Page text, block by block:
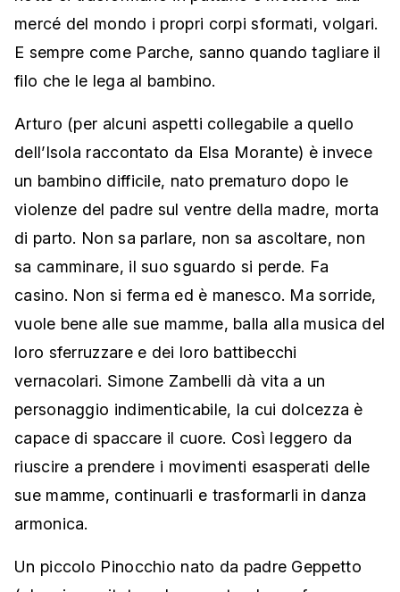
mercé del mondo i propri corpi sformati, volgari.
E sempre come Parche, sanno quando tagliare il
filo che le lega al bambino.
Arturo (per alcuni aspetti collegabile a quello
dell’Isola raccontato da Elsa Morante) è invece
un bambino difficile, nato prematuro dopo le
violenze del padre sul ventre della madre, morta
di parto. Non sa parlare, non sa ascoltare, non
sa camminare, il suo sguardo si perde. Fa
casino. Non si ferma ed è manesco. Ma sorride,
vuole bene alle sue mamme, balla alla musica del
loro sferruzzare e dei loro battibecchi
vernacolari. Simone Zambelli dà vita a un
personaggio indimenticabile, la cui dolcezza è
capace di spaccare il cuore. Così leggero da
riuscire a prendere i movimenti esasperati delle
sue mamme, continuarli e trasformarli in danza
armonica.
Un piccolo Pinocchio nato da padre Geppetto